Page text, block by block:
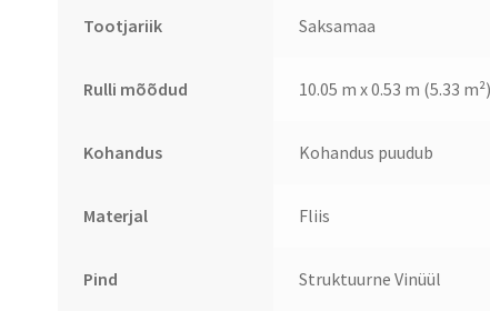
Tootjariik Saksamaa
Rulli mõõdud 10.05 m x 0.53 m (5.33 m²)
Kohandus Kohandus puudub
Materjal Fliis
Pind Struktuurne Vinüül